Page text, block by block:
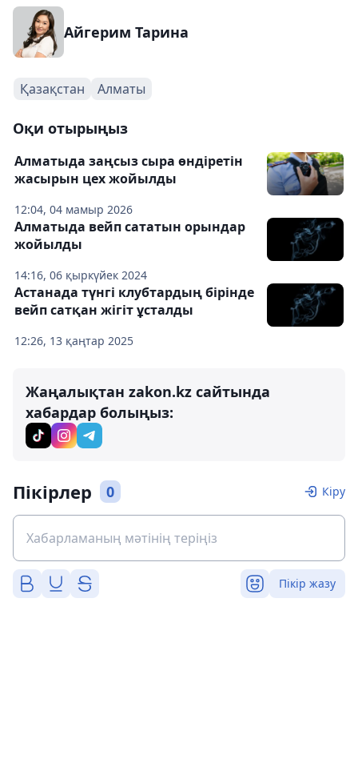
Айгерим Тарина
Қазақстан Алматы
Оқи отырыңыз
12:04, 04 мамыр 2026
Алматыда заңсыз сыра өндіретін
жасырын цех жойылды
14:16, 06 қыркүйек 2024
Алматыда вейп сататын орындар
жойылды
12:26, 13 қаңтар 2025
Астанада түнгі клубтардың бірінде
вейп сатқан жігіт ұсталды
Жаңалықтан zakon.kz сайтында
хабардар болыңыз:
Пікірлер 0 Кіру
Пікір жазу